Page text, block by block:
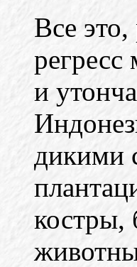
Все это,
регресс
и
дикими
костры,